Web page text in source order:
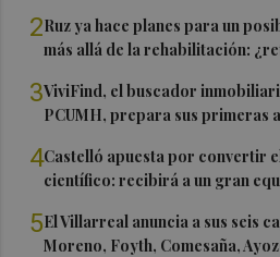
2Ruz ya hace planes para un
más allá de la rehabilitación:
3ViviFind, el buscador
PCUMH, prepara sus primeras
4Castelló apuesta por convertir
científico: recibirá a un gran
5El Villarreal anuncia a sus seis
Moreno, Foyth, Comesaña,